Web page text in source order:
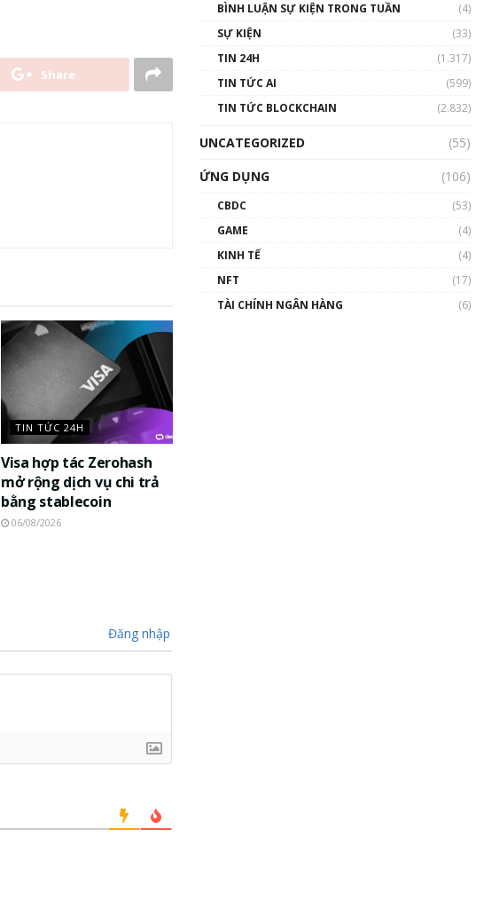
Share
TIN TỨC 24H
Visa hợp tác Zerohash
mở rộng dịch vụ chi trả
bằng stablecoin
06/08/2026
Đăng nhập
Talkshow 14: MemeCoin –
BÌNH LUẬN SỰ KIỆN TRONG TUẦN
(4)
SỰ KIỆN
(33)
TIN 24H
(1.317)
TIN TỨC AI
(599)
TIN TỨC BLOCKCHAIN
(2.832)
UNCATEGORIZED
(55)
ỨNG DỤNG
(106)
CBDC
(53)
GAME
(4)
KINH TẾ
(4)
NFT
(17)
TÀI CHÍNH NGÂN HÀNG
(6)